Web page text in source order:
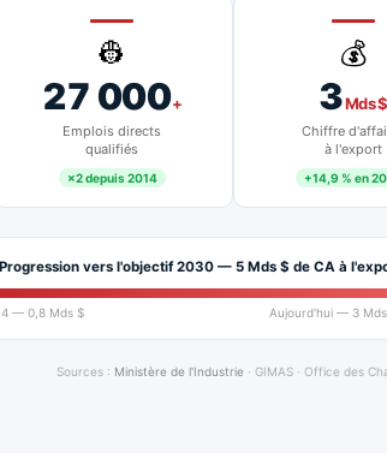
👷
27 000+
Emplois directs
qualifiés
×2 depuis 2014
💰
3Mds $
Chiffre
à l'export
+14,9 % en
vers l'objectif 2030 — 5 Mds $ de CA à
— 0,8 Mds $ Aujourd'hui — 3
Sources : Ministère de l'Industrie · GIMAS · Office des